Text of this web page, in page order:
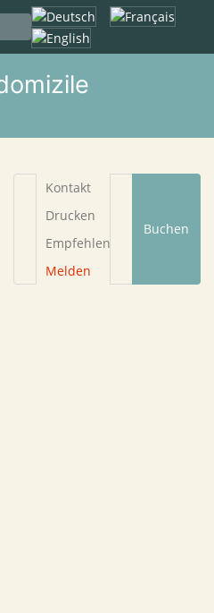
Sprache auswählen
Kontakt
Drucken
Empfehlen
Melden
Buchen